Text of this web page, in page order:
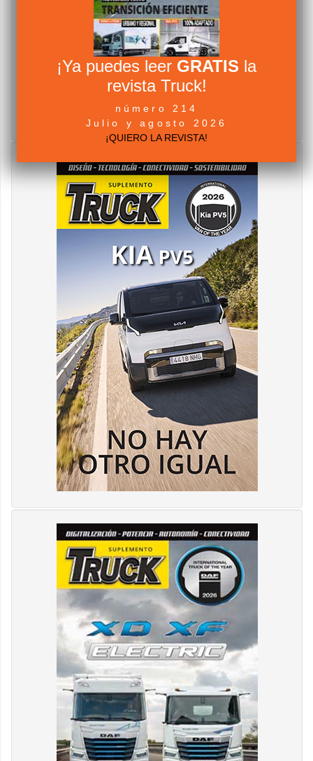
¡Ya puedes leer GRATIS la
revista Truck!
número 214
Julio y agosto 2026
¡QUIERO LA REVISTA!